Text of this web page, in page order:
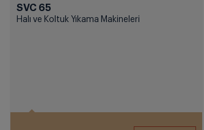
SVC 65
Halı ve Koltuk Yıkama Makineleri